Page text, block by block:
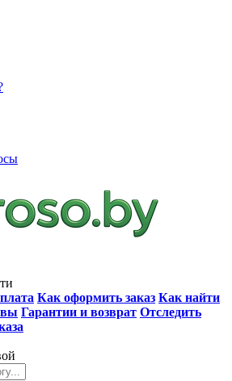
Как оформить заказ Как найти
Гарантии и возврат Отследить